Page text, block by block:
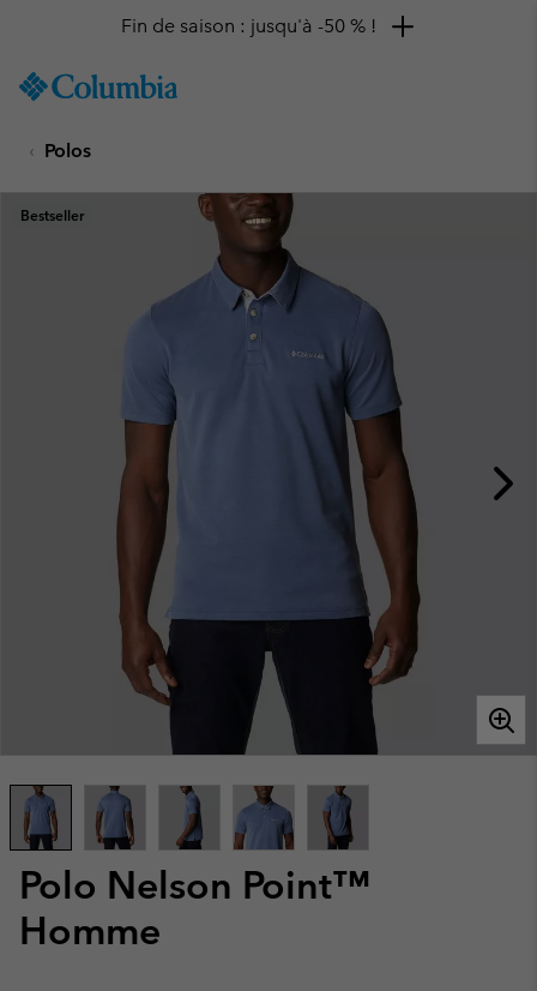
TO
SKIP
MAIN
NAV
Fin de saison : jusqu'à -50 % !
Polos
Polo Nelson Point™
Homme
Bestseller